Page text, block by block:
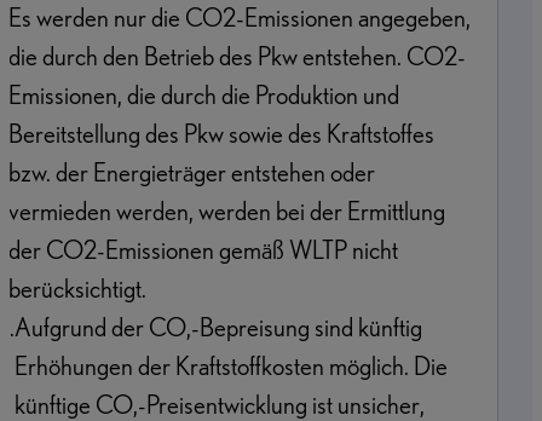
Es werden nur die CO2-Emissionen angegeben,
die durch den Betrieb des Pkw entstehen. CO2-
Emissionen, die durch die Produktion und
Bereitstellung des Pkw sowie des Kraftstoffes
bzw. der Energieträger entstehen oder
vermieden werden, werden bei der Ermittlung
der CO2-Emissionen gemäß WLTP nicht
berücksichtigt.
.Aufgrund der CO,-Bepreisung sind künftig
Erhöhungen der Kraftstoffkosten möglich. Die
künftige CO,-Preisentwicklung ist unsicher,